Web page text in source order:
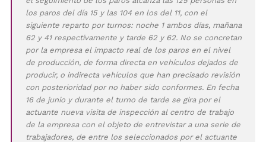
los paros del día 15 y las 104 en los del 11, con el
siguiente reparto por turnos: noche 1 ambos días, mañana
62 y 41 respectivamente y tarde 62 y 62. No se concretan
por la empresa el impacto real de los paros en el nivel
de producción, de forma directa en vehículos dejados de
producir, o indirecta vehículos que han precisado revisión
con posterioridad por no haber sido conformes. En fecha
16 de junio y durante el turno de tarde se gira por el
actuante nueva visita de inspección al centro de trabajo
de la empresa con el objeto de entrevistar a una serie de
trabajadores, de entre los seleccionados por el actuante